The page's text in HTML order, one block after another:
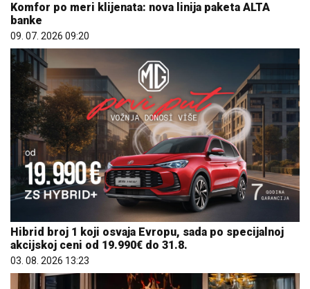
Komfor po meri klijenata: nova linija paketa ALTA
banke
09. 07. 2026 09:20
Hibrid broj 1 koji osvaja Evropu, sada po specijalnoj
akcijskoj ceni od 19.990€ do 31.8.
03. 08. 2026 13:23